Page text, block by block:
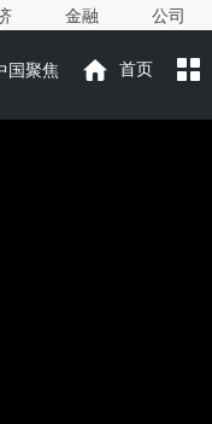
金融 公司
国聚焦 首页